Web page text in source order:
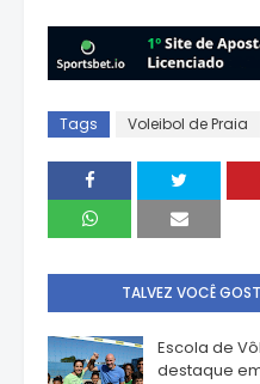
Tags Voleibol de Praia
TALVEZ VOCÊ
Escola de
destaque